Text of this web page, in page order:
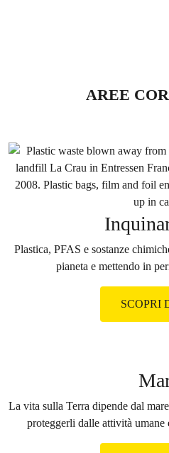
AREE
Plastica, PFAS e sostanze
pianeta e mettendo in
SCOPRI
La vita sulla Terra dipende dal
proteggerli dalle attività